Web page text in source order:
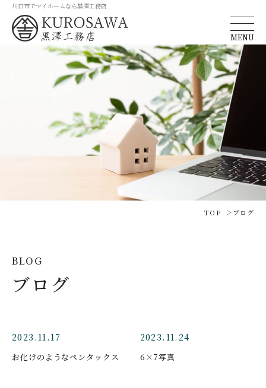
川口市でマイホームなら黒澤工務店
MENU
TOP ブログ
BLOG
ブログ
2023.11.17
お化けのようなペンタックス
2023.11.24
6×7写真